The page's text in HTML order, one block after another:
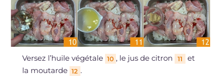
Versez l’huile végétale 10 , le jus de citron 11
et
la moutarde 12 .